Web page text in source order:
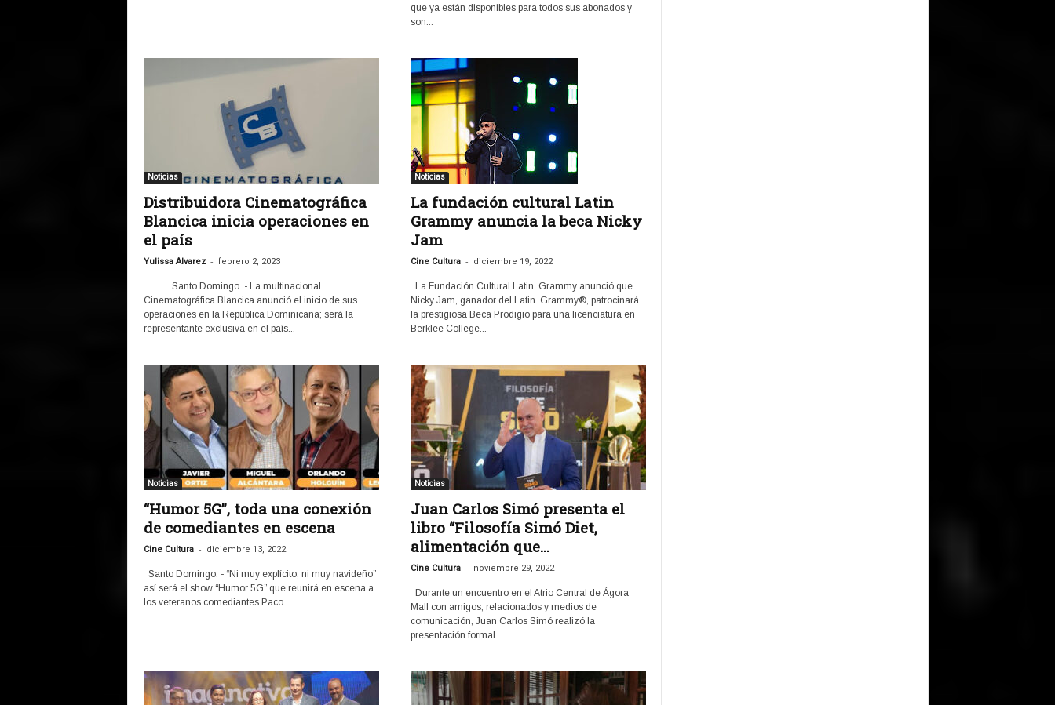
que ya están disponibles para todos sus abonados y
son...
Noticias
Distribuidora Cinematográfica
Blancica inicia operaciones en
el país
Yulissa Alvarez - febrero 2, 2023
Santo Domingo. - La multinacional
Cinematográfica Blancica anunció el inicio de sus
operaciones en la República Dominicana; será la
representante exclusiva en el país...
Noticias
La fundación cultural Latin
Grammy anuncia la beca Nicky
Jam
Cine Cultura - diciembre 19, 2022
La Fundación Cultural Latin Grammy anunció que
Nicky Jam, ganador del Latin Grammy®, patrocinará
la prestigiosa Beca Prodigio para una licenciatura en
Berklee College...
Noticias
“Humor 5G”, toda una conexión
de comediantes en escena
Cine Cultura - diciembre 13, 2022
Santo Domingo. - “Ni muy explícito, ni muy navideño”
así será el show “Humor 5G” que reunirá en escena a
los veteranos comediantes Paco...
Noticias
Juan Carlos Simó presenta el
libro “Filosofía Simó Diet,
alimentación que...
Cine Cultura - noviembre 29, 2022
Durante un encuentro en el Atrio Central de Ágora
Mall con amigos, relacionados y medios de
comunicación, Juan Carlos Simó realizó la
presentación formal...